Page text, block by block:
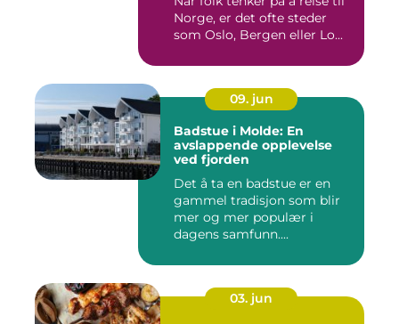
Norge, er det ofte steder
som Oslo, Bergen eller Lo...
09. jun
Badstue i Molde: En
avslappende opplevelse
ved fjorden
Det å ta en badstue er en
gammel tradisjon som blir
mer og mer populær i
dagens samfunn....
03. jun